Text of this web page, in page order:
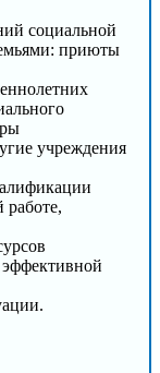
социальной
приюты
учреждения
работе,
эффективной